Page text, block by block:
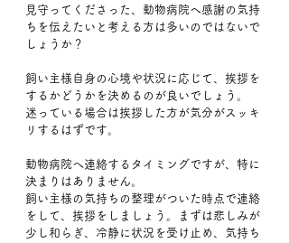
見守ってくださった、動物病院へ感謝の気持
ちを伝えたいと考える方は多いのではないで
しょうか？
飼い主様自身の心境や状況に応じて、挨拶を
するかどうかを決めるのが良いでしょう。
迷っている場合は挨拶した方が気分がスッキ
リするはずです。
動物病院へ連絡するタイミングですが、特に
決まりはありません。
飼い主様の気持ちの整理がついた時点で連絡
をして、挨拶をしましょう。まずは悲しみが
少し和らぎ、冷静に状況を受け止め、気持ち